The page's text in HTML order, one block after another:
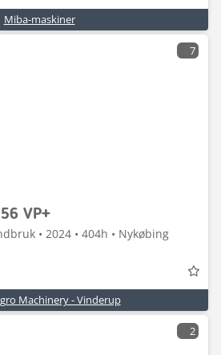
Miba-maskiner
7
VP+
• 2024 • 404h • Nykøbing
Machinery - Vinderup
2